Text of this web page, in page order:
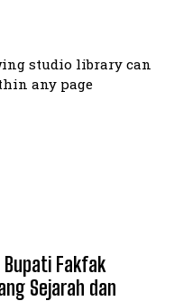
studio library can
any page
Fakfak
Sejarah dan